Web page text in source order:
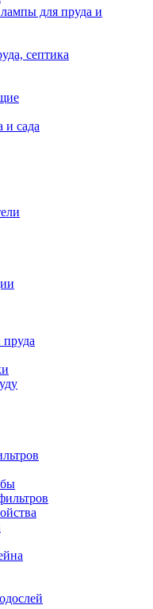
для пруда и
септика
и сада